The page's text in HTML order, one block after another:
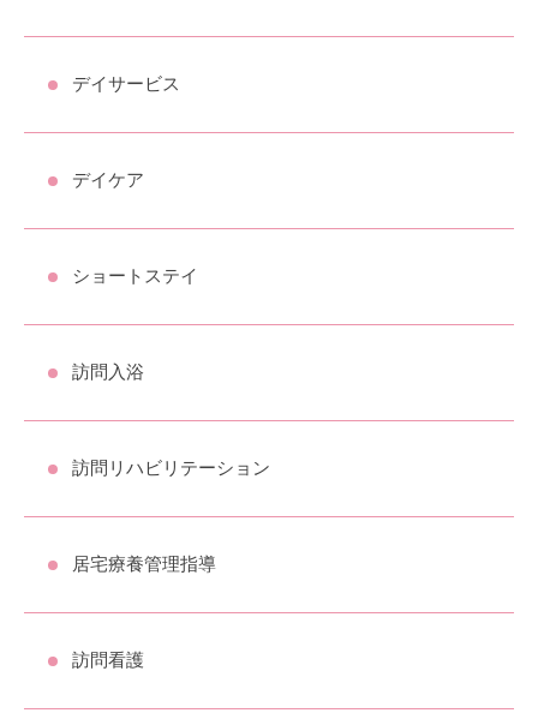
デイサービス
デイケア
ショートステイ
訪問入浴
訪問リハビリテーション
居宅療養管理指導
訪問看護